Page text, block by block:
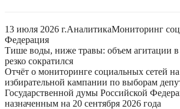
13 июля 2026 г.АналитикаМониторинг
Федерация
Тише воды, ниже травы: объем агитации в
резко сократился
Отчёт о мониторинге социальных сетей на
избирательной кампании по выборам
Государственной думы Российской
назначенным на 20 сентября 2026 года